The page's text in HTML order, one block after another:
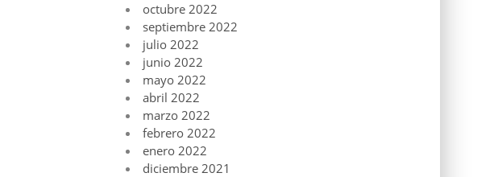
octubre 2022
septiembre 2022
julio 2022
junio 2022
mayo 2022
abril 2022
marzo 2022
febrero 2022
enero 2022
diciembre 2021